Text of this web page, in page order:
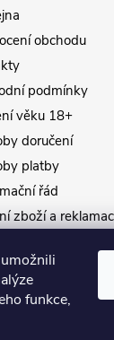
funkce,
obchodu
podmínky
věku 18+
doručení
platby
řád
zboží a
značky
pojmů